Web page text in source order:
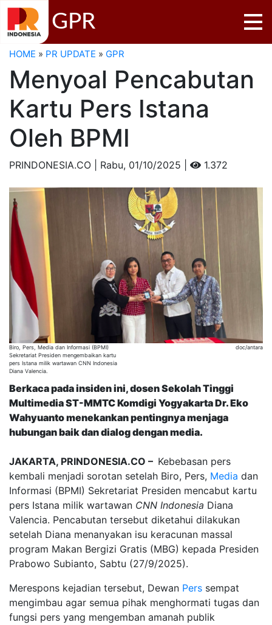
GPR
HOME » PR UPDATE » GPR
Menyoal Pencabutan
Kartu Pers Istana
Oleh BPMI
PRINDONESIA.CO | Rabu, 01/10/2025 | 1.372
Biro, Pers, Media dan Informasi (BPMI)
Sekretariat Presiden mengembaikan kartu
pers Istana milik wartawan CNN Indonesia
Diana Valencia.
doc/antara
Berkaca pada insiden ini, dosen Sekolah Tinggi
Multimedia ST-MMTC Komdigi Yogyakarta Dr. Eko
Wahyuanto menekankan pentingnya menjaga
hubungan baik dan dialog dengan media.
JAKARTA, PRINDONESIA.CO – Kebebasan pers
kembali menjadi sorotan setelah Biro, Pers, Media dan
Informasi (BPMI) Sekretariat Presiden mencabut kartu
pers Istana milik wartawan CNN Indonesia Diana
Valencia. Pencabutan tersebut diketahui dilakukan
setelah Diana menanyakan isu keracunan massal
program Makan Bergizi Gratis (MBG) kepada Presiden
Prabowo Subianto, Sabtu (27/9/2025).
Merespons kejadian tersebut, Dewan Pers sempat
mengimbau agar semua pihak menghormati tugas dan
fungsi pers yang mengemban amanah publik